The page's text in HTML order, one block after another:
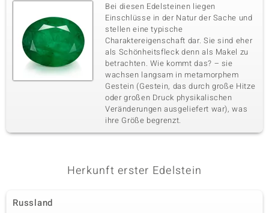
Bei diesen Edelsteinen liegen
Einschlüsse in der Natur der Sache und
stellen eine typische
Charaktereigenschaft dar. Sie sind eher
als Schönheitsfleck denn als Makel zu
betrachten. Wie kommt das? – sie
wachsen langsam in metamorphem
Gestein (Gestein, das durch große Hitze
oder großen Druck physikalischen
Veränderungen ausgeliefert war), was
ihre Größe begrenzt.
Herkunft erster Edelstein
Russland